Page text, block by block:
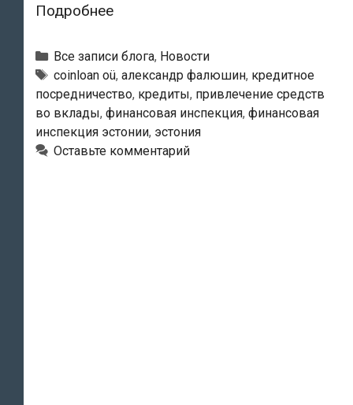
ПодробнееФинансовая
Эстонии:
«Предлагающая
кредиты
фирма
CoinLoan
Рубрики
Все записи блога, Новости
Тэги
coinloan oü, александр фалюшин, кредитное
посредничество, кредиты, привлечение средств
во вклады, финансовая инспекция, финансовая
инспекция эстонии, эстония
Оставьте комментарий